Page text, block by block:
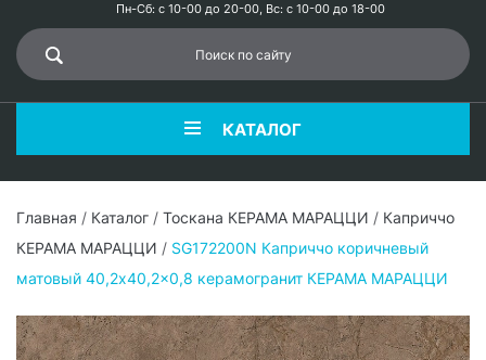
Пн-Сб: с 10-00 до 20-00, Вс: с 10-00 до 18-00
КАТАЛОГ
Главная / Каталог / Тоскана КЕРАМА МАРАЦЦИ / Каприччо
КЕРАМА МАРАЦЦИ / SG172200N Каприччо коричневый
матовый 40,2x40,2x0,8 керамогранит КЕРАМА МАРАЦЦИ